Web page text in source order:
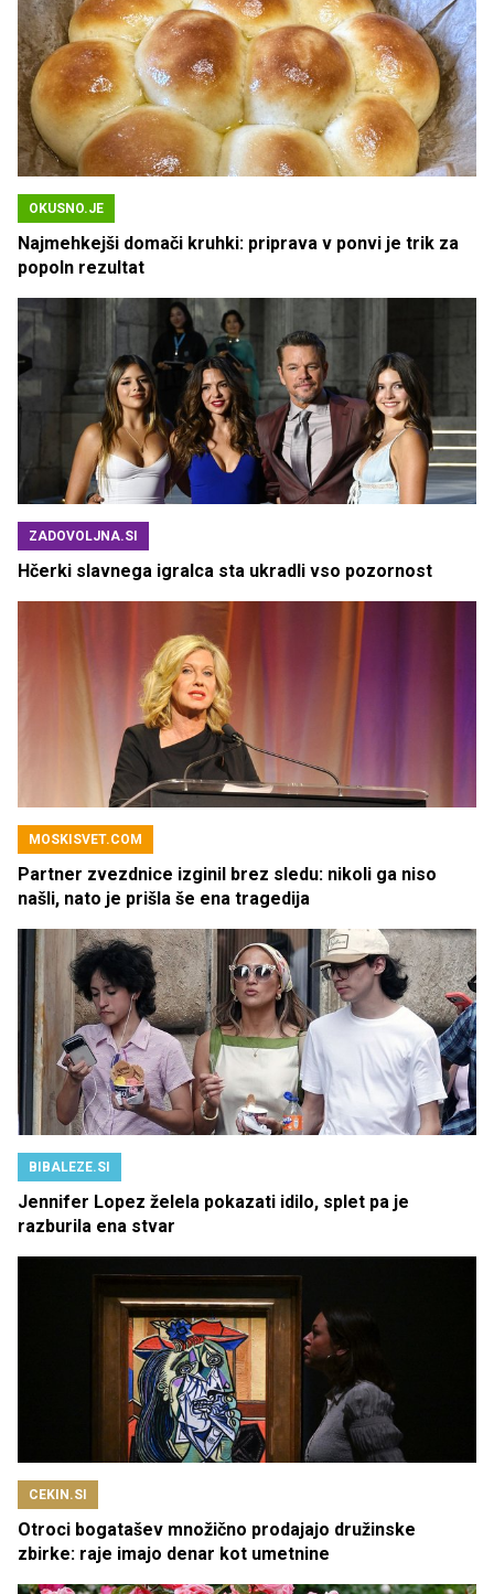
OKUSNO.JE
Najmehkejši domači kruhki: priprava v ponvi je trik za
popoln rezultat
ZADOVOLJNA.SI
Hčerki slavnega igralca sta ukradli vso pozornost
MOSKISVET.COM
Partner zvezdnice izginil brez sledu: nikoli ga niso
našli, nato je prišla še ena tragedija
BIBALEZE.SI
Jennifer Lopez želela pokazati idilo, splet pa je
razburila ena stvar
CEKIN.SI
Otroci bogatašev množično prodajajo družinske
zbirke: raje imajo denar kot umetnine